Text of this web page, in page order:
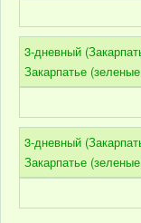
3-дневный
Закарпатье
3-дневный
Закарпатье